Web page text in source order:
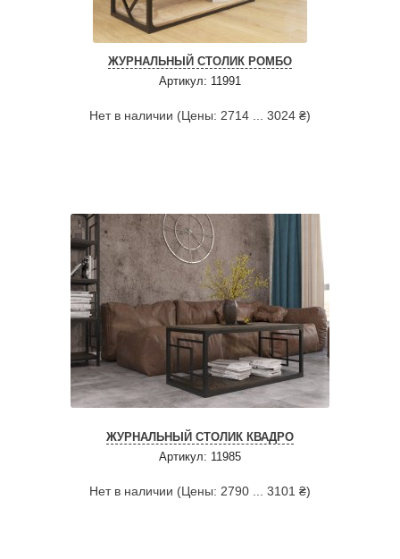
ЖУРНАЛЬНЫЙ СТОЛИК РОМБО
Артикул: 11991
Нет в наличии (Цены: 2714 ... 3024 ₴)
ЖУРНАЛЬНЫЙ СТОЛИК КВАДРО
Артикул: 11985
Нет в наличии (Цены: 2790 ... 3101 ₴)